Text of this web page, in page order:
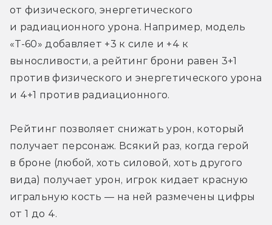
от физического, энергетического
и радиационного урона. Например, модель
«T-60» добавляет +3 к силе и +4 к
выносливости, а рейтинг брони равен 3+1
против физического и энергетического урона
и 4+1 против радиационного.
Рейтинг позволяет снижать урон, который
получает персонаж. Всякий раз, когда герой
в броне (любой, хоть силовой, хоть другого
вида) получает урон, игрок кидает красную
игральную кость — на ней размечены цифры
от 1 до 4.